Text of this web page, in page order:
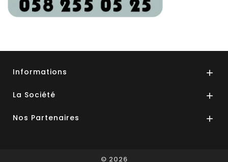
Informations 
La Société 
Nos Partenaires 
© 2026